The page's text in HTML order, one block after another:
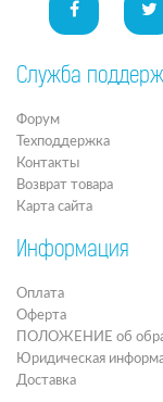
Служба
Форум
Техподдержка
Контакты
Возврат товара
Карта сайта
Информация
Оплата
Оферта
ПОЛОЖЕНИЕ об
Юридическая
Доставка